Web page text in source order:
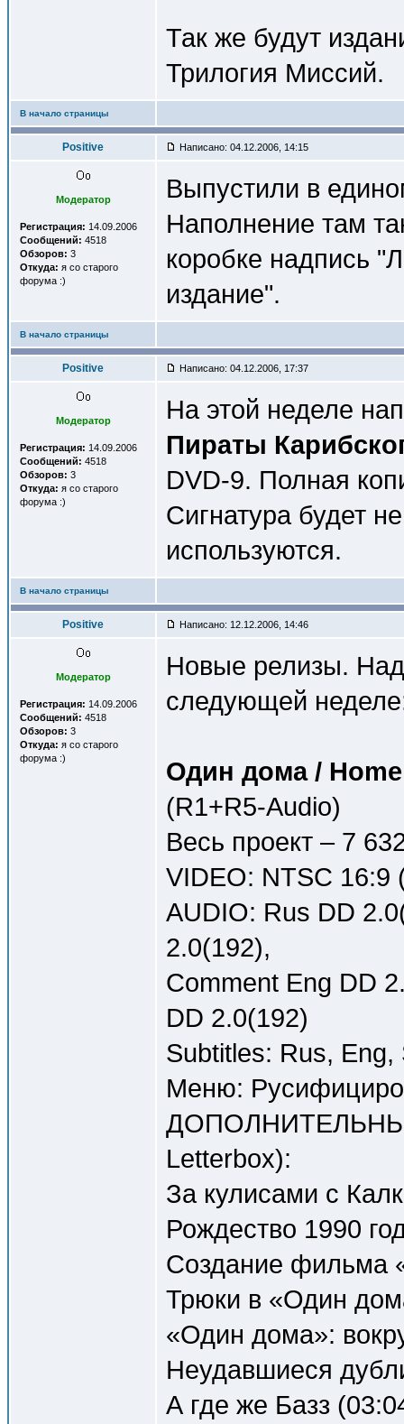
Так же будут
Трилогия Миссий.
В начало страницы
Positive Написано: 04.12.2006, 14:15
Модератор
Регистрация: 14.09.2006
Сообщений: 4518
Обзоров: 3
Откуда: я со старого
форума :)
Выпустили в
Наполнение там
коробке надпись
издание".
В начало страницы
Positive Написано: 04.12.2006, 17:37
Модератор
Регистрация: 14.09.2006
Сообщений: 4518
Обзоров: 3
Откуда: я со старого
форума :)
На этой неделе
Пираты
DVD-9. Полная
Сигнатура будет
используются.
В начало страницы
Positive Написано: 12.12.2006, 14:46
Модератор
Регистрация: 14.09.2006
Сообщений: 4518
Обзоров: 3
Откуда: я со старого
форума :)
Новые релизы.
следующей
Один дома /
(R1+R5-Audio)
Весь проект – 7
VIDEO: NTSC 16:9
AUDIO: Rus DD
2.0(192),
Comment Eng DD
DD 2.0(192)
Subtitles: Rus,
Меню:
Letterbox):
За кулисами с
Рождество 1990
Создание фильма
Трюки в «Один
«Один дома»:
Неудавшиеся
А где же Базз